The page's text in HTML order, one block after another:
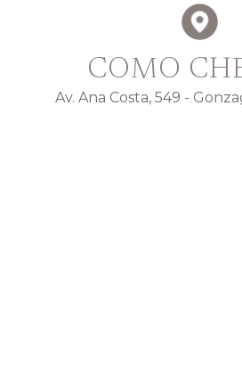
COMO
Av. Ana Costa, 549 -